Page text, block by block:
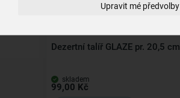
Upravit mé předvolby
Dezertní talíř GLAZE pr. 20,5 cm
skladem
99,00 Kč